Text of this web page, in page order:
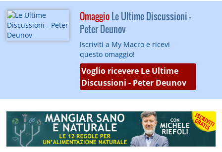
OmaggioLe Ultime Discussioni -
Peter Deunov
Iscriviti a My Macro e ricevi
questo omaggio!
Voglio ricevere Le Ultime
Discussioni - Peter Deunov